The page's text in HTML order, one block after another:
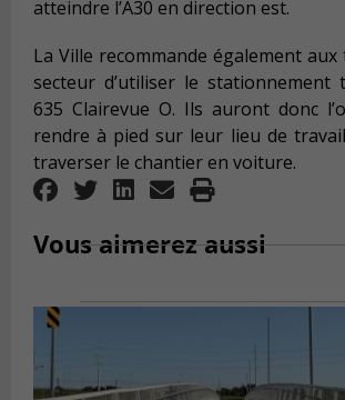
atteindre l’A30 en direction est.
La Ville recommande également
secteur d’utiliser le stationnement
635 Clairevue O. Ils auront donc
rendre à pied sur leur lieu de
traverser le chantier en voiture.
Vous aimerez aussi